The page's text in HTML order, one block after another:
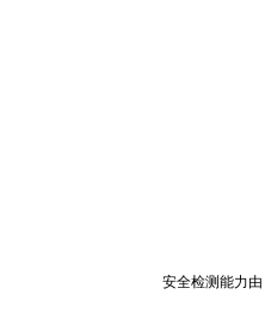
安全检测能力由